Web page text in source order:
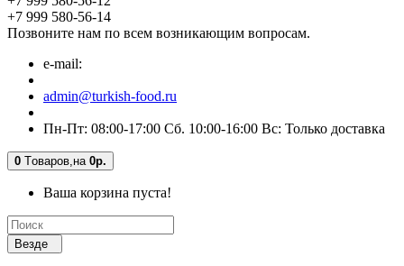
+7 999 580-56-14
Позвоните нам по всем возникающим вопросам.
e-mail:
admin@turkish-food.ru
Пн-Пт: 08:00-17:00 Сб. 10:00-16:00 Вс: Только доставка
0 Tоваров, на 0р.
Ваша корзина пуста!
Везде